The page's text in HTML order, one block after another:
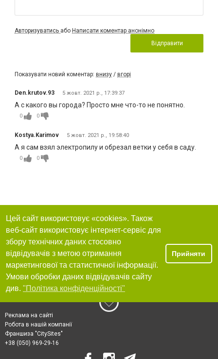
Авторизуватись або Написати коментар анонімно
Відправити
Показувати новий коментар: внизу / вгорі
Den.krutov.93 5 жовт. 2021 р., 17:39:37
А с какого вы города? Просто мне что-то не понятно.
0 0
Kostya.Karimov 5 жовт. 2021 р., 19:58:40
А я сам взял электропилу и обрезал ветки у себя в саду.
0 0
Цей сайт використовує «cookies». Також
веб-сайт використовує інтернет-сервіс для
збору технічних даних стосовно
відвідувачів з метою отримання
маркетингової та статистичної інформації.
Умови обробки даних відвідувачів сайту
див. "Політика конфіденційності"
Прийняти
Реклама на сайті
Робота в нашій компанії
Франшиза "CitySites"
+38 (050) 969-29-16